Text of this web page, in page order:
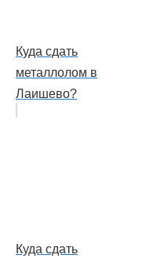
Куда сдать
металлолом в
Лаишево?
Куда сдать